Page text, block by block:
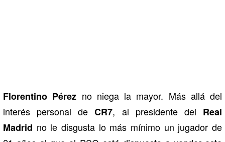
Florentino Pérez no niega la mayor. Más allá del
interés personal deCR7, al presidente del Real
Madrid no le disgusta lo más mínimo un jugador de